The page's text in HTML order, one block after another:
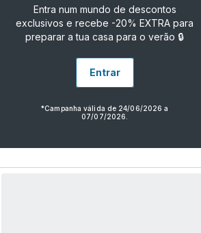
Entra num mundo de descontos
exclusivos e recebe -20% EXTRA para
preparar a tua casa para o verão 🔒
Entrar
*Campanha válida de 24/06/2026 a
07/07/2026.